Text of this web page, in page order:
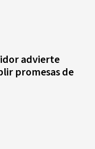
advierte
promesas de